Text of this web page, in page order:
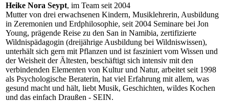
Heike Nora Seypt, im Team seit 2004
Mutter von drei erwachsenen Kindern, Musiklehrerin, Ausbildung
in Zeremonien und Erdphilosophie, seit 2004 Seminare bei Jon
Young, prägende Reise zu den San in Namibia, zertifizierte
Wildnispädagogin (dreijährige Ausbildung bei Wildniswissen),
unterhält sich gern mit Pflanzen und ist fasziniert vom Wissen und
der Weisheit der Ältesten, beschäftigt sich intensiv mit den
verbindenden Elementen von Kultur und Natur, arbeitet seit 1998
als Psychologische Beraterin, hat viel Erfahrung mit allem, was
gesund macht und hält, liebt Musik, Geschichten, wildes Kochen
und das einfach Draußen - SEIN.